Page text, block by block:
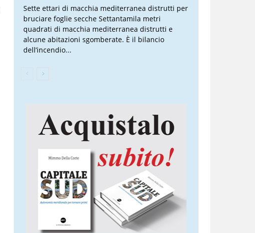
Sette ettari di macchia mediterranea distrutti per
bruciare foglie secche Settantamila metri
quadrati di macchia mediterranea distrutti e
alcune abitazioni sgomberate. È il bilancio
dell’incendio...